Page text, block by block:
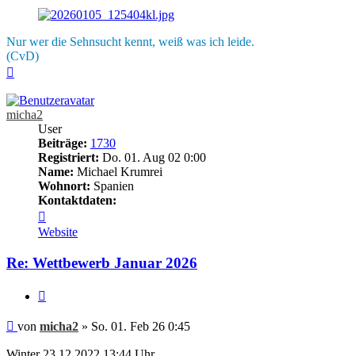
Nur wer die Sehnsucht kennt, weiß was ich leide.
(CvD)
micha2
User
Beiträge: 1730
Registriert: Do. 01. Aug 02 0:00
Name: Michael Krumrei
Wohnort: Spanien
Kontaktdaten:
von
micha2
Website
Re: Wettbewerb Januar 2026
Beitrag
von micha2 » So. 01. Feb 26 0:45